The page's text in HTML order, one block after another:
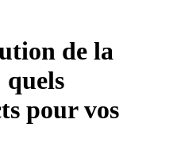
de la
quels
pour vos